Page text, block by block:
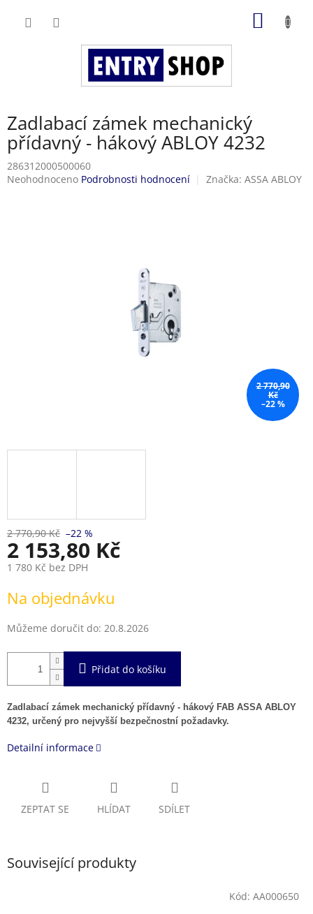
Zadlabací zámek mechanický
přídavný - hákový ABLOY 4232
286312000500060
Průměrné
Neohodnoceno Podrobnosti hodnocení Značka: ASSA ABLOY
2 770,90
Kč
–22 %
2 770,90 Kč –22 %
2 153,80 Kč
1 780 Kč bez DPH
cena:
Na objednávku
Můžeme doručit do: 20.8.2026
Přidat do košíku
Zadlabací zámek mechanický přídavný - hákový FAB ASSA ABLOY
4232, určený pro nejvyšší bezpečnostní požadavky.
Detailní informace
ZEPTAT SE HLÍDAT SDÍLET
Související produkty
Kód: AA000650